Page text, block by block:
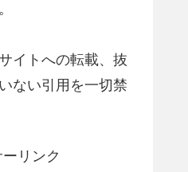
イトへの転載、抜
ない引用を一切禁
リンク